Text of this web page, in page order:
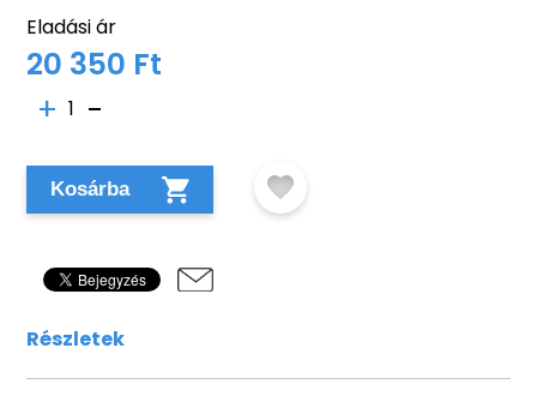
Eladási ár
20 350 Ft
1
Kosárba
Részletek